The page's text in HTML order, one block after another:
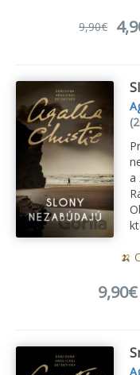
9,90€
a
🍌
9,90€